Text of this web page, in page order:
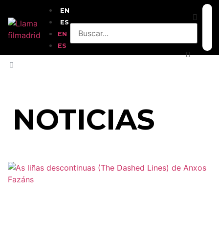
EN
ES
EN
ES
NOTICIAS